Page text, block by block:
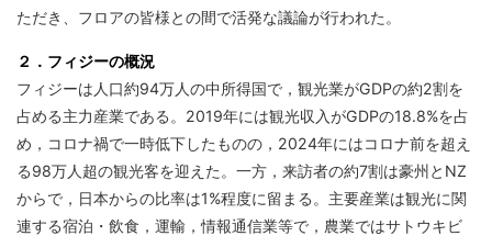
ただき、フロアの皆様との間で活発な議論が行われた。
２．フィジーの概況
フィジーは人口約94万人の中所得国で，観光業がGDPの約2割を
占める主力産業である。2019年には観光収入がGDPの18.8%を占
め，コロナ禍で一時低下したものの，2024年にはコロナ前を超え
る98万人超の観光客を迎えた。一方，来訪者の約7割は豪州とNZ
からで，日本からの比率は1%程度に留まる。主要産業は観光に関
連する宿泊・飲食，運輸，情報通信業等で，農業ではサトウキビ